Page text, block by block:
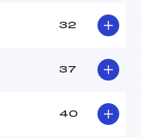
32
37
40